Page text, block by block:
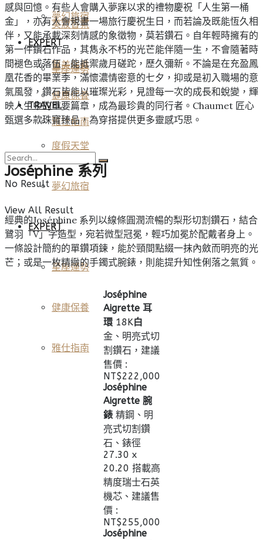
美妝香氛
醫美保養
TRAVEL
度假天堂
夢幻旅宿
EXPERT
星座運勢
健康保養
雅仕指南
夢幻旅宿
EXPERT
星座運勢
健康保養
雅仕指南
No Result
View All Result
感與回憶。有些人會購入夢寐以求的禮物慶祝「人生第一桶
金」，亦有人會規畫一場旅行慶祝生日，而若論及既能恆久相
伴，又能承載深刻情感的象徵物，莫若鑽石。自年輕時擁有的
第一件鑽石作品，其雋永不朽的光芒能伴隨一生，不會隨著時
間褪色或落伍，能抵禦歲月磋跎，歷久彌新。不論是在充盈鳳
凰花香的畢業季，滿懷濃情密意的七夕，抑或是初入職場的意
氣風發，鑽石皆能以璀璨光彩，見證每一次的成長和蛻變，輝
映人生中的重要篇章，成為最珍貴的同行者。Chaumet 匠心
甄選多款珠寶臻品，為穿搭提供更多靈感巧思。
Joséphine 系列
經典的Joséphine 系列以線條圓潤流暢的梨形切割鑽石，結合
鷺羽「V」字造型，宛若微型冠冕，輕巧加冕於配戴者身上。
一條設計簡約的單鑽項鍊，能於頸間點綴一抹內斂而明亮的光
芒；或是一枚精緻的手鐲式腕錶，則能提升知性俐落之氣質。
Joséphine
Aigrette 耳
環18K白
金、明亮式切
割鑽石，建議
售價 :
NT$‌222,000
Joséphine
Aigrette 腕
錶精鋼、明
亮式切割鑽
石、錶徑
27.30 x
20.20 搭載高
精度瑞士石英
機芯、建議售
價 :
NT$‌255,000
Joséphine